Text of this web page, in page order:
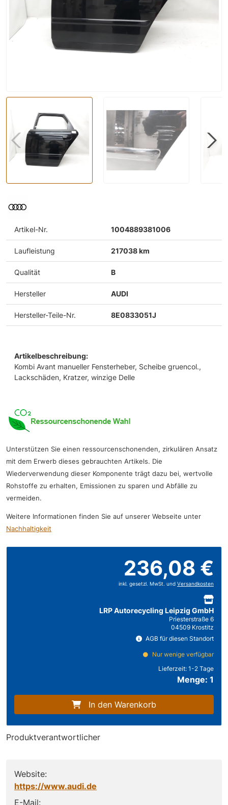
Artikel-Nr. 1004889381006
Laufleistung 217038 km
Qualität B
Hersteller AUDI
Hersteller-Teile-Nr. 8E0833051J
Artikelbeschreibung:
Kombi Avant manueller Fensterheber, Scheibe gruencol.,
Lackschäden, Kratzer, winzige Delle
Unterstützen Sie einen ressourcenschonenden, zirkulären Ansatz
mit dem Erwerb dieses gebrauchten Artikels. Die
Wiederverwendung dieser Komponente trägt dazu bei, wertvolle
Rohstoffe zu erhalten, Emissionen zu sparen und Abfälle zu
vermeiden.
Weitere Informationen finden Sie auf unserer Webseite unter
Nachhaltigkeit
236,08 €
inkl. gesetzl. MwSt. und Versandkosten
LRP Autorecycling Leipzig GmbH
Priesterstraße 6
04509 Krostitz
AGB für diesen Standort
Nur wenige verfügbar
Lieferzeit: 1-2 Tage
Menge: 1
In den Warenkorb
Produktverantwortlicher
Website:
https://www.audi.de
E-Mail: